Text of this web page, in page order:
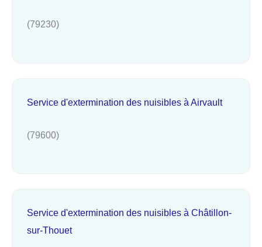
(79230)
Service d'extermination des nuisibles à Airvault
(79600)
Service d'extermination des nuisibles à Châtillon-
sur-Thouet